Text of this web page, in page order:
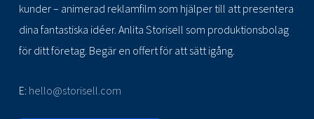
kunder – animerad reklamfilm som hjälper till att presentera
dina fantastiska idéer. Anlita Storisell som produktionsbolag
för ditt företag. Begär en offert för att sätt igång.
E: hello@storisell.com